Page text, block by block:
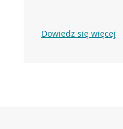
Dowiedz się więcej